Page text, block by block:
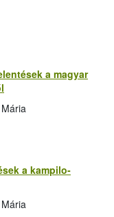
a magyar
a kampilo­